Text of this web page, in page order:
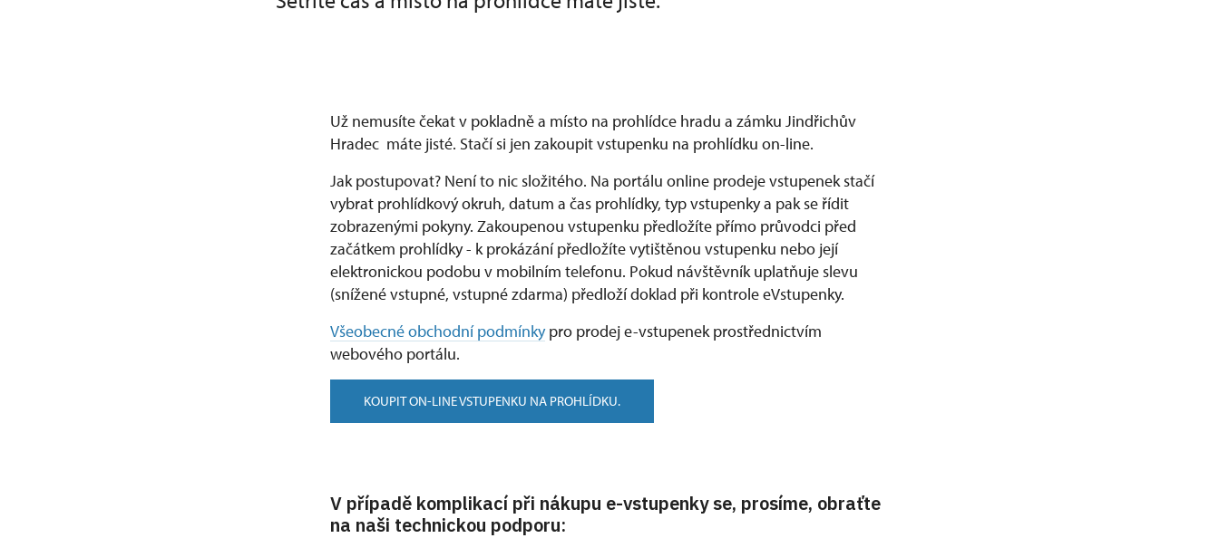
Už nemusíte čekat v pokladně a místo na prohlídce hradu a zámku Jindřichův
Hradec máte jisté. Stačí si jen zakoupit vstupenku na prohlídku on-line.
Jak postupovat? Není to nic složitého. Na portálu online prodeje vstupenek stačí
vybrat prohlídkový okruh, datum a čas prohlídky, typ vstupenky a pak se řídit
zobrazenými pokyny. Zakoupenou vstupenku předložíte přímo průvodci před
začátkem prohlídky - k prokázání předložíte vytištěnou vstupenku nebo její
elektronickou podobu v mobilním telefonu. Pokud návštěvník uplatňuje slevu
(snížené vstupné, vstupné zdarma) předloží doklad při kontrole eVstupenky.
Všeobecné obchodní podmínkypro prodej e-vstupenek prostřednictvím
webového portálu.
KOUPIT ON-LINE VSTUPENKU NA PROHLÍDKU.
V případě komplikací při nákupu e-vstupenky se, prosíme, obraťte
na naši technickou podporu: